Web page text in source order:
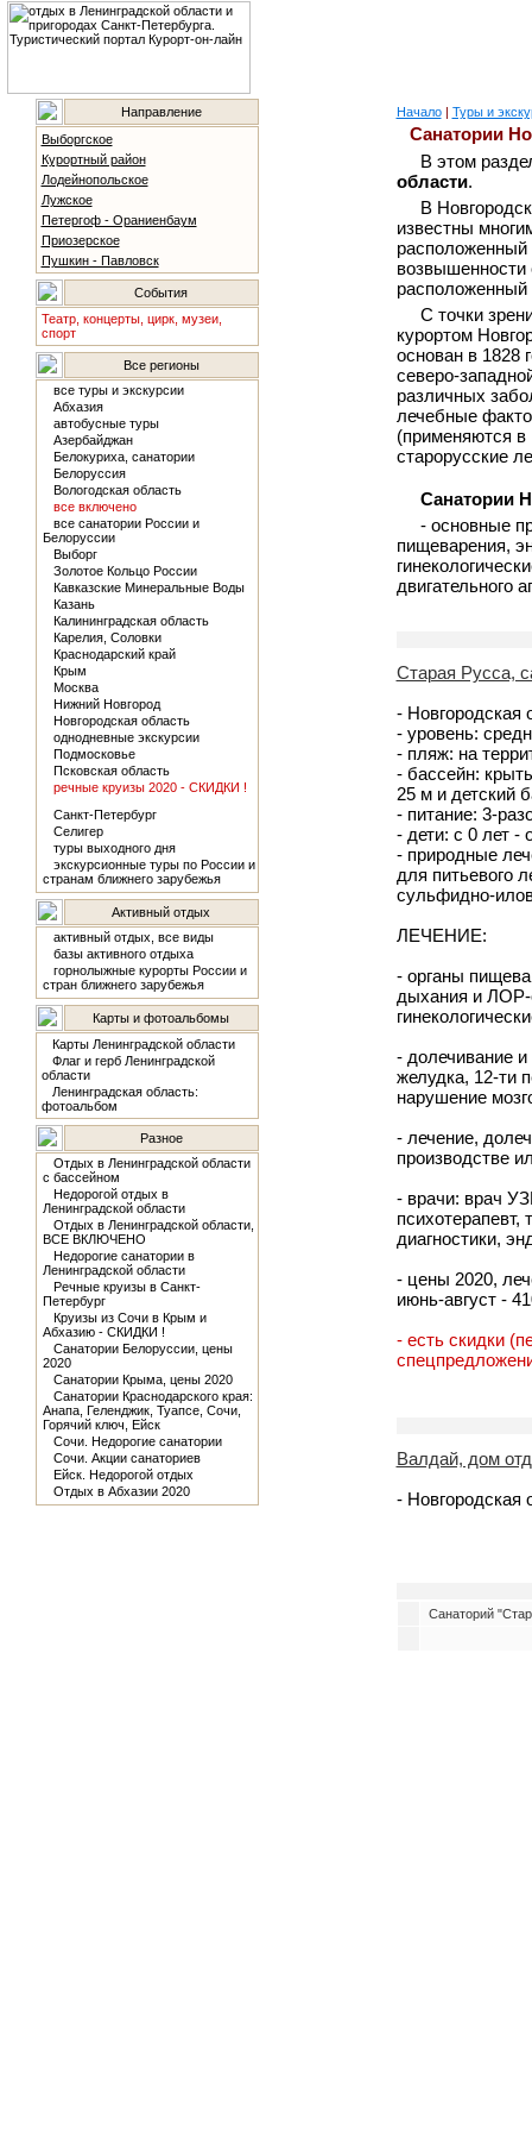
Направление
Выборгское
Курортный район
Лодейнопольское
Лужское
Петергоф - Ораниенбаум
Приозерское
Пушкин - Павловск
События
Театр, концерты, цирк, музеи,
спорт
Все регионы
все туры и экскурсии
Абхазия
автобусные туры
Азербайджан
Белокуриха, санатории
Белоруссия
Вологодская область
все включено
все санатории России и
Белоруссии
Выборг
Золотое Кольцо России
Кавказские Минеральные Воды
Казань
Калининградская область
Карелия, Соловки
Краснодарский край
Крым
Москва
Нижний Новгород
Новгородская область
однодневные экскурсии
Подмосковье
Псковская область
речные круизы 2020 - СКИДКИ !
Санкт-Петербург
Селигер
туры выходного дня
экскурсионные туры по России и
странам ближнего зарубежья
Активный отдых
активный отдых, все виды
базы активного отдыха
горнолыжные курорты России и
стран ближнего зарубежья
Карты и фотоальбомы
Карты Ленинградской области
Флаг и герб Ленинградской
области
Ленинградская область:
фотоальбом
Разное
Отдых в Ленинградской области
с бассейном
Недорогой отдых в
Ленинградской области
Отдых в Ленинградской области,
ВСЕ ВКЛЮЧЕНО
Недорогие санатории в
Ленинградской области
Речные круизы в Санкт-
Петербург
Круизы из Сочи в Крым и
Абхазию - СКИДКИ !
Санатории Белоруссии, цены
2020
Санатории Крыма, цены 2020
Санатории Краснодарского края:
Анапа, Геленджик, Туапсе, Сочи,
Горячий ключ, Ейск
Сочи. Недорогие санатории
Сочи. Акции санаториев
Ейск. Недорогой отдых
Отдых в Абхазии 2020
Начало| Туры и
Санатории
В этом
области.
В
известны
расположенный
возвышенности
расположенный
С точки
курортом
основан в 1828
северо-
различных
лечебные
(применяются в
старорусские
Санатории
- основные
пищеварения,
двигательного
Старая Русса,
- Новгородская
- уровень:
- пляж: на
- бассейн:
25 м и детский
- питание: 3-
- дети: с 0 лет -
- природные
для питьевого
сульфидно-
ЛЕЧЕНИЕ:
- органы
дыхания и ЛОР-
- долечивание
желудка, 12-ти
нарушение
- лечение,
производстве
- врачи: врач
психотерапевт,
диагностики,
- цены 2020,
июнь-август -
- есть скидки
Валдай, дом
- Новгородская
Санаторий